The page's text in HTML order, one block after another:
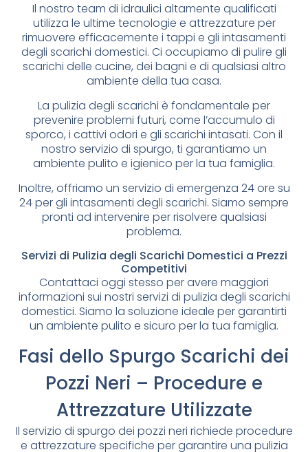
Il nostro team di idraulici altamente qualificati
utilizza le ultime tecnologie e attrezzature per
rimuovere efficacemente i tappi e gli intasamenti
degli scarichi domestici. Ci occupiamo di pulire gli
scarichi delle cucine, dei bagni e di qualsiasi altro
ambiente della tua casa.
La pulizia degli scarichi è fondamentale per
prevenire problemi futuri, come l’accumulo di
sporco, i cattivi odori e gli scarichi intasati. Con il
nostro servizio di spurgo, ti garantiamo un
ambiente pulito e igienico per la tua famiglia.
Inoltre, offriamo un servizio di emergenza 24 ore su
24 per gli intasamenti degli scarichi. Siamo sempre
pronti ad intervenire per risolvere qualsiasi
problema.
Servizi di Pulizia degli Scarichi Domestici a Prezzi
Competitivi
Contattaci oggi stesso per avere maggiori
informazioni sui nostri servizi di pulizia degli scarichi
domestici. Siamo la soluzione ideale per garantirti
un ambiente pulito e sicuro per la tua famiglia.
Fasi dello Spurgo Scarichi dei
Pozzi Neri – Procedure e
Attrezzature Utilizzate
Il servizio di spurgo dei pozzi neri richiede procedure
e attrezzature specifiche per garantire una pulizia